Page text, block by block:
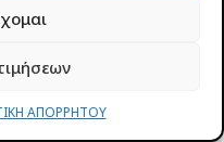
ΑΠΟΡΡΗΤΟΥ
στη μείωση της
πιο καθαρή